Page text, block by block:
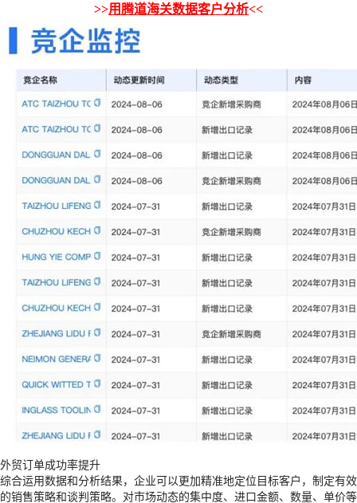
>>用腾道海关数据客户分析<<
外贸订单成功率提升
综合运用数据和分析结果，企业可以更加精准地定位目标客户，制定有效
的销售策略和谈判策略。对市场动态的集中度、进口金额、数量、单价等